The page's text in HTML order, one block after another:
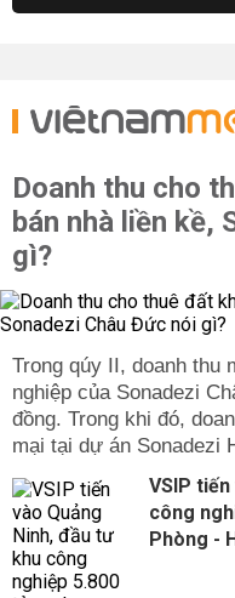
Doanh thu cho
bán nhà liền kề,
gì?
Trong qúy II, doanh thu
nghiệp của Sonadezi
đồng. Trong khi đó,
mại tại dự án Sonadezi
VSIP
công
Phòng -